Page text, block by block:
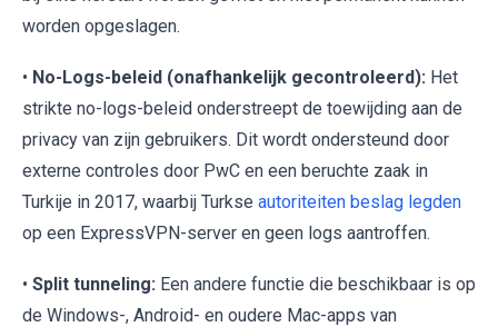
worden opgeslagen.
• No-Logs-beleid (onafhankelijk gecontroleerd): Het
strikte no-logs-beleid onderstreept de toewijding aan de
privacy van zijn gebruikers. Dit wordt ondersteund door
externe controles door PwC en een beruchte zaak in
Turkije in 2017, waarbij Turkse autoriteiten beslag legden
op een ExpressVPN-server en geen logs aantroffen.
• Split tunneling: Een andere functie die beschikbaar is op
de Windows-, Android- en oudere Mac-apps van